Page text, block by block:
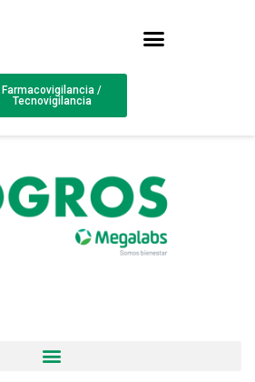
Farmacovigilancia /
Tecnovigilancia